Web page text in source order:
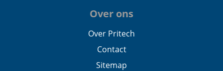
Over ons
Over Pritech
Contact
Sitemap